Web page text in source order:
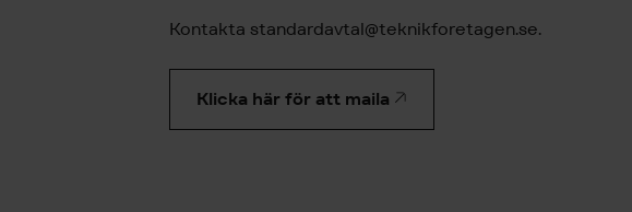
Kontakta standardavtal@teknikforetagen.se.
Klicka här för att maila